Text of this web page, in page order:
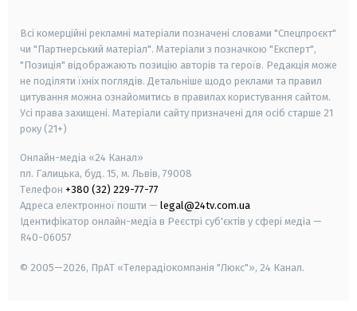
Всі комерційні рекламні матеріали позначені словами "Спецпроєкт"
чи "Партнерський матеріал". Матеріали з позначкою "Експерт",
"Позиція" відображають позицію авторів та героїв. Редакція може
не поділяти їхніх поглядів. Детальніше щодо реклами та правил
цитування можна ознайомитись в правилах користування сайтом.
Усі права захищені. Матеріали сайту призначені для осіб старше 21
року (21+)
Онлайн-медіа «24 Канал»
пл. Галицька, буд. 15, м. Львів, 79008
Телефон +380 (32) 229-77-77
Адреса електронної пошти — legal@24tv.com.ua
Ідентифікатор онлайн-медіа в Реєстрі суб'єктів у сфері медіа —
R40-06057
© 2005—2026, ПрАТ «Телерадіокомпанія "Люкс"», 24 Канал.